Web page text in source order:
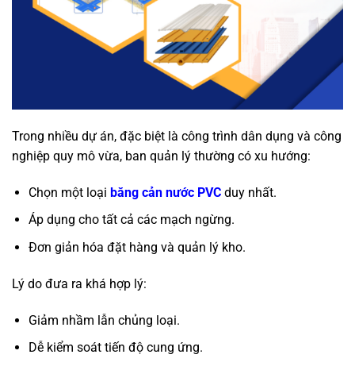
Trong nhiều dự án, đặc biệt là công trình dân dụng và công
nghiệp quy mô vừa, ban quản lý thường có xu hướng:
Chọn một loại băng cản nước PVCduy nhất.
Áp dụng cho tất cả các mạch ngừng.
Đơn giản hóa đặt hàng và quản lý kho.
Lý do đưa ra khá hợp lý:
Giảm nhầm lẫn chủng loại.
Dễ kiểm soát tiến độ cung ứng.